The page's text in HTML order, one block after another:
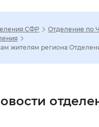
режима
СФР
Отделение по
жителям региона